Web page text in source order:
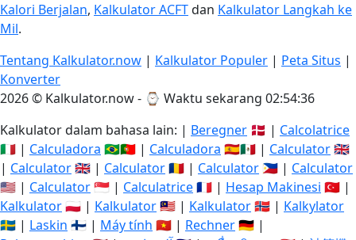
Kalori Berjalan, Kalkulator ACFTdan Kalkulator Langkah ke
Mil.
Tentang Kalkulator.now | Kalkulator Populer | Peta Situs |
Konverter
2026 © Kalkulator.now - ⌚ Waktu sekarang 02:54:37
Kalkulator dalam bahasa lain: | Beregner 🇩🇰 | Calcolatrice
🇮🇹 | Calculadora 🇧🇷🇵🇹 | Calculadora 🇪🇸🇲🇽 | Calculator🇬🇧
| Calculator🇬🇧 | Calculator🇷🇴 | Calculator 🇵🇭 | Calculator
🇺🇸 | Calculator🇸🇬 | Calculatrice🇫🇷 | Hesap Makinesi 🇹🇷 |
Kalkulator🇵🇱 | Kalkulator🇲🇾 | Kalkulator🇳🇴 | Kalkylator
🇸🇪 | Laskin 🇫🇮 | Máy tính 🇻🇳 | Rechner🇩🇪 |